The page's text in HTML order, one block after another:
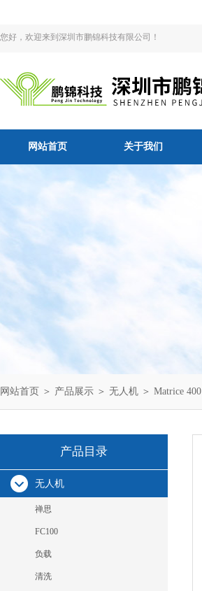
您好，欢迎来到深圳市鹏锦科技有限公司！
网站首页 关于我们
网站首页 ＞ 产品展示 ＞ 无人机 ＞ Matrice 400
产品目录
无人机
禅思
FC100
负载
清洗